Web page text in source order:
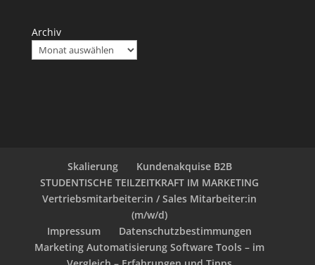
Archiv
Skalierung
Kundenakquise B2B
STUDENTISCHE TEILZEITKRAFT IM MARKETING
Vertriebsmitarbeiter:in / Sales Mitarbeiter:in
(m/w/d)
Impressum
Datenschutzbestimmungen
Marketing Automatisierung Software Tools – im